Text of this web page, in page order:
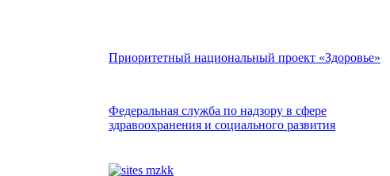
Приоритетный национальный проект «Здоровье»
Федеральная служба по надзору в сфере
здравоохранения и социального развития